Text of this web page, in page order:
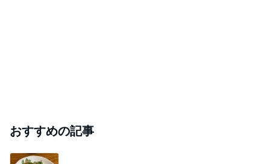
おすすめの記事